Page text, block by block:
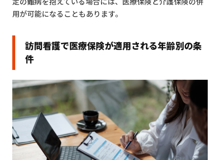
定の難病を抱えている場合には、医療保険と介護保険の併
用が可能になることもあります。
訪問看護で医療保険が適用される年齢別の条
件